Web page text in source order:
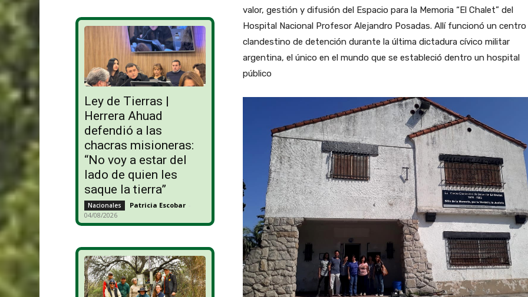
Ley de Tierras |
Herrera Ahuad
defendió a las
chacras misioneras:
“No voy a estar del
lado de quien les
saque la tierra”
Nacionales Patricia Escobar -
04/08/2026
valor, gestión y difusión del Espacio para la Memoria “El Chalet” del
Hospital Nacional Profesor Alejandro Posadas. Allí funcionó un centro
clandestino de detención durante la última dictadura cívico militar
argentina, el único en el mundo que se estableció dentro un hospital
público